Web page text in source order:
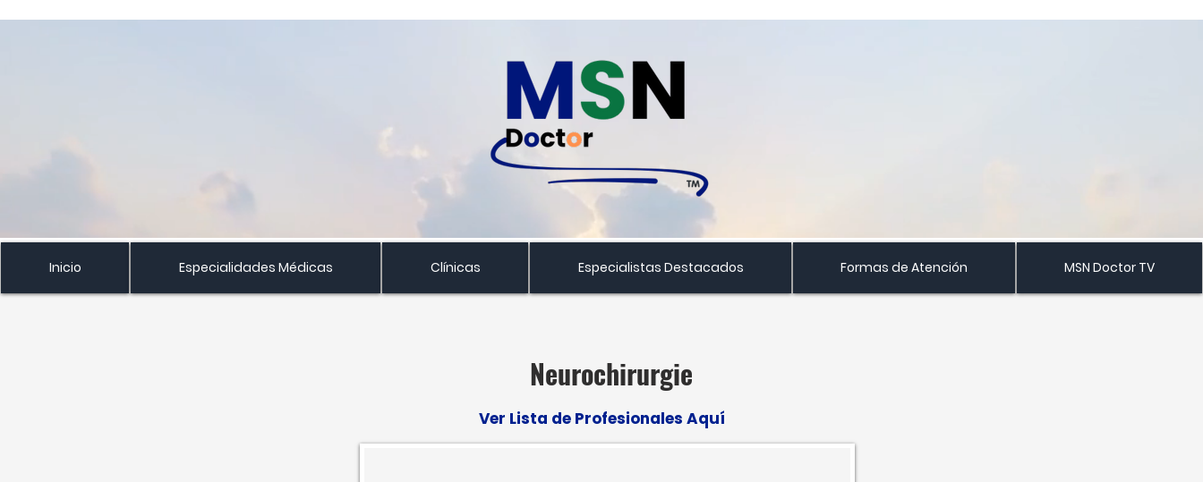
Neurochirurgie
Ver Lista de Profesionales Aquí
Inicio Especialidades Médicas Clínicas Especialistas Destacados Formas de Atención MSN Doctor TV